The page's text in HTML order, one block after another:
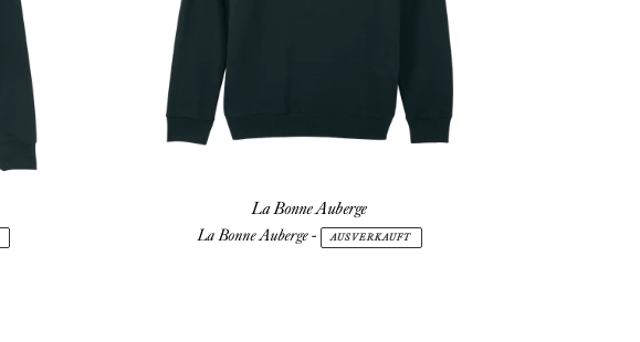
La Bonne Auberge
La Bonne Auberge- AUSVERKAUFT